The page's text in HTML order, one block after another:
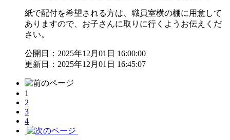
紙で配付を希望される方は、職員室横の棚に用意して
ありますので、お子さんに取りに行くようお伝えくだ
さい。
公開日：2025年12月01日 16:00:00
更新日：2025年12月01日 16:45:07
1
2
3
4